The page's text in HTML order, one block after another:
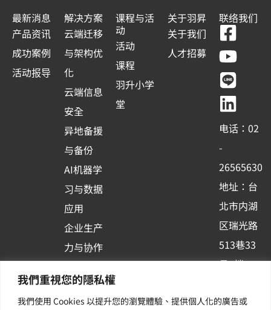
我們重視您的隱私權
我們使用 Cookies 以提升您的瀏覽體驗、提供個人化的廣告或
最新消息
产品资讯
成功案例
活动报导
解决方案
云端迁移
与架构优
化
云端信息
安全
异地备援
与备份
AI机器学
习与数据
应用
企业生产
力与协作
台应用
其他/增
课程与活
动
活动
课程
羽升小学
堂
关于羽昇
关于我们
人才招募
联络我们
F
a
c
e
b
o
o
k
-
s
q
u
a
r
Y
o
u
t
u
b
e
L
i
n
e
L
i
n
k
e
d
i
n
电话：02
-
26565630
地址：台
北市内湖
区瑞光路
513巷33
号6楼
新讯 | 提